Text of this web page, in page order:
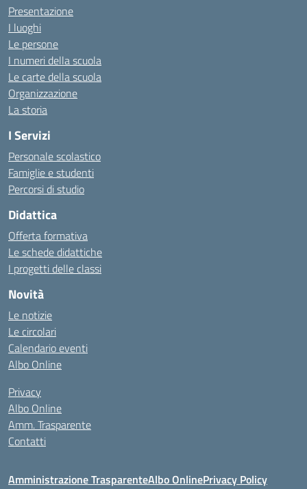
Presentazione
I luoghi
Le persone
I numeri della scuola
Le carte della scuola
Organizzazione
La storia
I Servizi
Personale scolastico
Famiglie e studenti
Percorsi di studio
Didattica
Offerta formativa
Le schede didattiche
I progetti delle classi
Novità
Le notizie
Le circolari
Calendario eventi
Albo Online
Privacy
Albo Online
Amm. Trasparente
Contatti
Amministrazione TrasparenteAlbo OnlinePrivacy Policy